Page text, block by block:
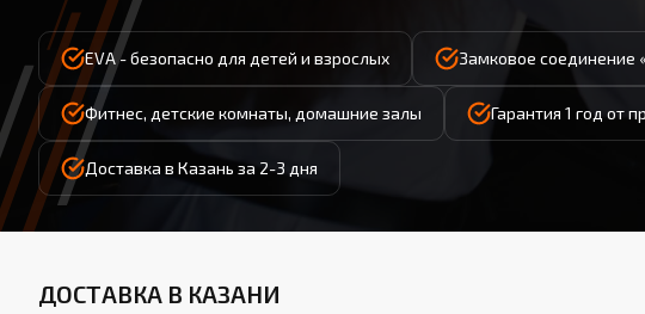
EVA - безопасно для детей и взрослых Замковое соединение
Фитнес, детские комнаты, домашние залы Гарантия 1 год от
Доставка в Казань за 2-3 дня
ДОСТАВКА В КАЗАНИ